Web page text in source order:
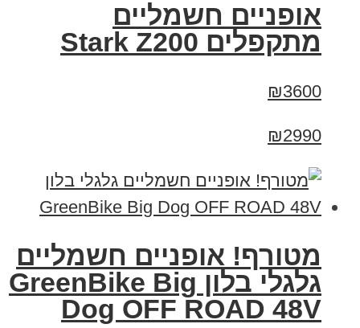
‏אופניים חשמליים
‏מתקפלים Stark Z200
₪3600
₪2990
מטורף! אופניים חשמליים
גלגלי בלון GreenBike Big
Dog OFF ROAD 48V